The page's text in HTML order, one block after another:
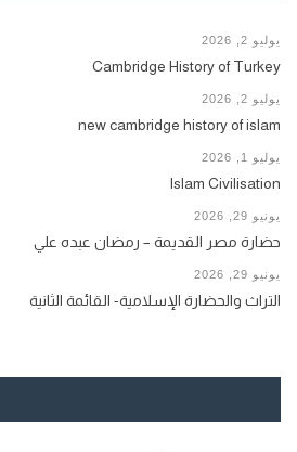
يوليو 2, 2026
Cambridge History of Turkey
يوليو 2, 2026
new cambridge history of islam
يوليو 1, 2026
Islam Civilisation
يونيو 29, 2026
حضارة مصر القديمة – رمضان عبده علي
يونيو 29, 2026
التراث والحضارة الإسلامية- القائمة الثانية